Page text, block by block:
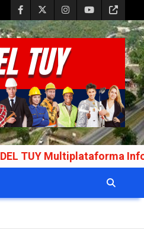
TUY Multiplataforma